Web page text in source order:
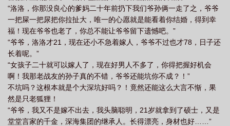
“洛洛，你那没良心的爹妈二十年前扔下我们爷孙俩一走了之，爷爷
一把屎一把尿把你拉扯大，唯一的心愿就是能看着你结婚，得到幸
福！现在爷爷也老了，你总不能让爷爷留下遗憾吧。”
“爷爷，洛洛才21，现在还小不急着嫁人，爷爷不过也才78，日子还
长着呢。”
“女孩子二十就可以嫁人了，现在好男人不多了，你得把握好机会
啊！我那老战友的孙子真的不错，爷爷还能坑你不成？！”
不坑吗？这根本就是个大深坑好吗？！竟然还能这么大言不惭，果
然是只老狐狸！
“爷爷，我又不是嫁不出去，我头脑聪明，21岁就拿到了硕士，又是
堂堂言家的千金，深海集团的继承人。长得漂亮，身材也好……”